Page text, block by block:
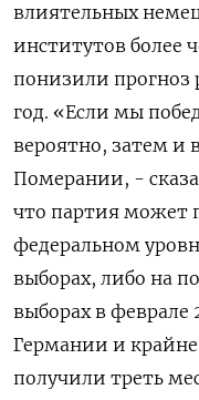
влиятельных
институтов ​более
понизили прогноз
год. «Если мы
вероятно, затем и
Померании, -
что партия может
федеральном
выборах, либо на
выборах в ​феврале
Германии и крайне
получили треть